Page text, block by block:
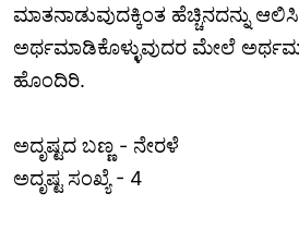
ಮಾತನಾಡುವುದಕ್ಕಿಂತ ಹೆಚ್ಚಿನದನ್ನು ಆಲಿಸಿ
ಅರ್ಥಮಾಡಿಕೊಳ್ಳುವುದರ ಮೇಲೆ
ಹೊಂದಿರಿ.
ಅದೃಷ್ಟದ ಬಣ್ಣ - ನೇರಳೆ
ಅದೃಷ್ಟ ಸಂಖ್ಯೆ - 4